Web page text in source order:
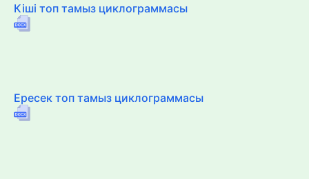
Кіші топ тамыз циклограммасы
Ересек топ тамыз циклограммасы